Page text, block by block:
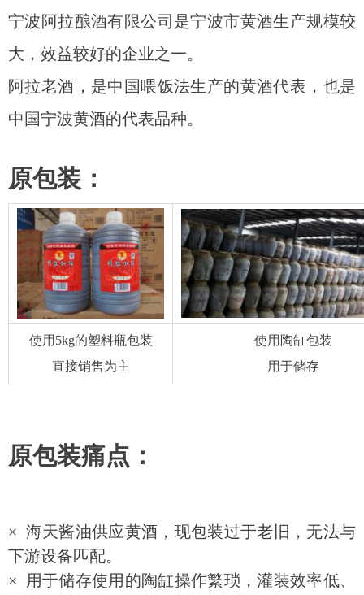
宁波阿拉酿酒有限公司是宁波市黄酒生产规模较
大，效益较好的企业之一。
阿拉老酒，是中国喂饭法生产的黄酒代表，也是
中国宁波黄酒的代表品种。
原包装 ：
使用5kg的塑料瓶包装
直接销售为主
使用陶缸包装
用于储存
原包装痛点：
× 海天酱油供应黄酒，现包装过于老旧，无法与
下游设备匹配。
× 用于储存使用的陶缸操作繁琐，灌装效率低、